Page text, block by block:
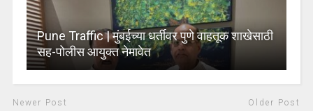
Pune Traffic | मुंबईच्या धर्तीवर पुणे वाहतूक शाखेसाठी
सह-पोलीस आयुक्त नेमावेत
Newer Post Older Post